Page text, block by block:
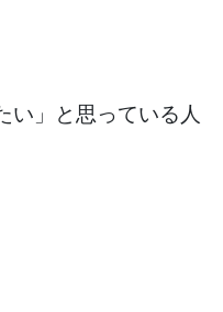
」と思っている人